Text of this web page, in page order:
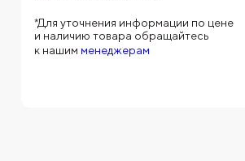
*Для уточнения информации по цене
и наличию товара обращайтесь
к нашим менеджерам